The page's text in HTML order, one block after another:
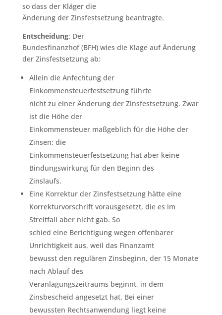
so dass der Kläger die
Änderung der Zinsfestsetzung beantragte.
Entscheidung: Der
Bundesfinanzhof (BFH) wies die Klage auf Änderung
der Zinsfestsetzung ab:
Allein die Anfechtung der
Einkommensteuerfestsetzung führte
nicht zu einer Änderung der Zinsfestsetzung. Zwar
ist die Höhe der
Einkommensteuer maßgeblich für die Höhe der
Zinsen; die
Einkommensteuerfestsetzung hat aber keine
Bindungswirkung für den Beginn des
Zinslaufs.
Eine Korrektur der Zinsfestsetzung hätte eine
Korrekturvorschrift vorausgesetzt, die es im
Streitfall aber nicht gab. So
schied eine Berichtigung wegen offenbarer
Unrichtigkeit aus, weil das Finanzamt
bewusst den regulären Zinsbeginn, der 15 Monate
nach Ablauf des
Veranlagungszeitraums beginnt, in dem
Zinsbescheid angesetzt hat. Bei einer
bewussten Rechtsanwendung liegt keine